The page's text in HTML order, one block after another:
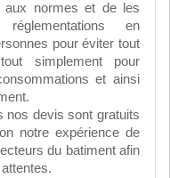
aux normes et de les
en
pour éviter tout
simplement pour
et ainsi
nos devis sont gratuits
notre expérience de
du batiment afin